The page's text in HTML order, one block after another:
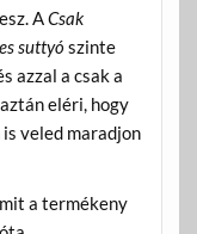
ACsak
suttyó szinte
azzal a csak a
aztán eléri, hogy
veled maradjon
a termékeny